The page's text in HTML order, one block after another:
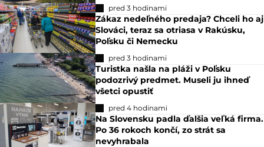
pred 3 hodinami
Zákaz nedeľného predaja? Chceli ho aj
Slováci, teraz sa otriasa v Rakúsku,
Poľsku či Nemecku
pred 3 hodinami
Turistka našla na pláži v Poľsku
podozrivý predmet. Museli ju ihneď
všetci opustiť
pred 4 hodinami
Na Slovensku padla ďalšia veľká firma.
Po 36 rokoch končí, zo strát sa
nevyhrabala